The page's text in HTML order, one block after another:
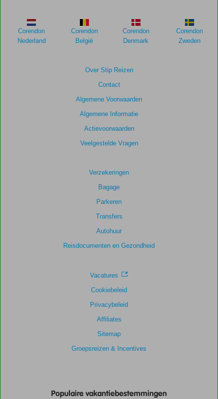
om
de
relevantie
8,7
Kamers
Kindvriendelijk
8,7
Over Stip Reizen
Contact
Algemene Voorwaarden
Algemene Informatie
Actievoorwaarden
Veelgestelde Vragen
Verzekeringen
Bagage
Parkeren
Transfers
Autohuur
Reisdocumenten en Gezondheid
Vacatures
Cookiebeleid
Privacybeleid
Affiliates
Sitemap
Groepsreizen & Incentives
Corendon
Nederland
Corendon
België
Corendon
Denmark
Corendon
Zweden
Populaire vakantiebestemmingen